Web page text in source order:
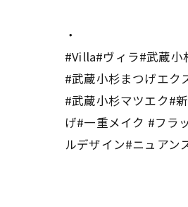
・
#Villa#ヴィラ#武蔵小
#武蔵小杉まつげエク
#武蔵小杉マツエク#
げ#一重メイク #フラ
ルデザイン#ニュア